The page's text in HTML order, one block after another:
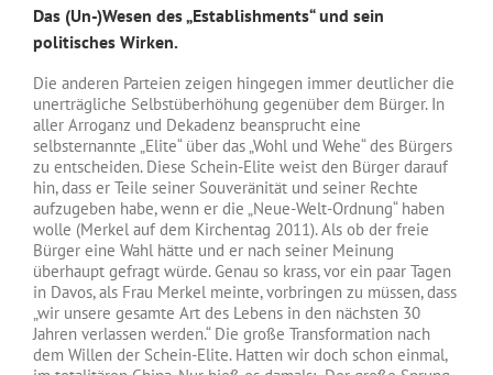
Das (Un-)Wesen des „Establishments“ und sein
politisches Wirken.
Die anderen Parteien zeigen hingegen immer deutlicher die
unerträgliche Selbstüberhöhung gegenüber dem Bürger. In
aller Arroganz und Dekadenz beansprucht eine
selbsternannte „Elite“ über das „Wohl und Wehe“ des Bürgers
zu entscheiden. Diese Schein-Elite weist den Bürger darauf
hin, dass er Teile seiner Souveränität und seiner Rechte
aufzugeben habe, wenn er die „Neue-Welt-Ordnung“ haben
wolle (Merkel auf dem Kirchentag 2011). Als ob der freie
Bürger eine Wahl hätte und er nach seiner Meinung
überhaupt gefragt würde. Genau so krass, vor ein paar Tagen
in Davos, als Frau Merkel meinte, vorbringen zu müssen, dass
„wir unsere gesamte Art des Lebens in den nächsten 30
Jahren verlassen werden.“ Die große Transformation nach
dem Willen der Schein-Elite. Hatten wir doch schon einmal,